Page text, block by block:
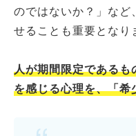
のではないか？」など
せることも重要となり
人が期間限定である
を感じる心理を、「希